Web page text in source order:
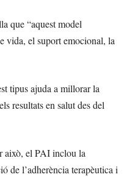
que “aquest model
vida, el suport emocional, la
tipus ajuda a millorar la
resultats en salut des del
això, el PAI inclou la
de l’adherència terapèutica i